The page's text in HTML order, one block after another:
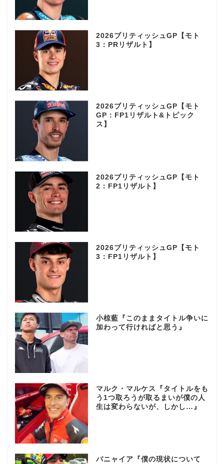
2026ブリティッシュGP【モト
3：PRリザルト】
2026ブリティッシュGP【モト
GP：FP1リザルト&トピック
ス】
2026ブリティッシュGP【モト
2：FP1リザルト】
2026ブリティッシュGP【モト
3：FP1リザルト】
小椋藍『このままタイトル争いに
加わって行ければと思う』
マルク・マルケス『タイトルをも
う1つ取ろうが取るまいが僕の人
生は変わらないが、しかし…』
バニャイア『僕の現状について